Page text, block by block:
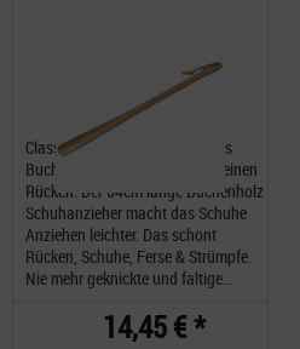
Classic Schuhanzieher lang aus
Buchenholz eine Wohltat für deinen
Rücken. Der 64cm lange Buchenholz
Schuhanzieher macht das Schuhe
Anziehen leichter. Das schont
Rücken, Schuhe, Ferse & Strümpfe.
Nie mehr geknickte und faltige...
14,45 € *